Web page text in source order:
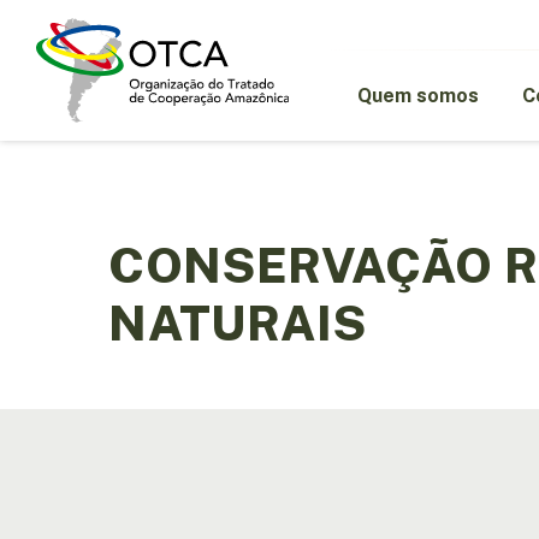
Quem somos
CONSERVAÇÃO
NATURAIS